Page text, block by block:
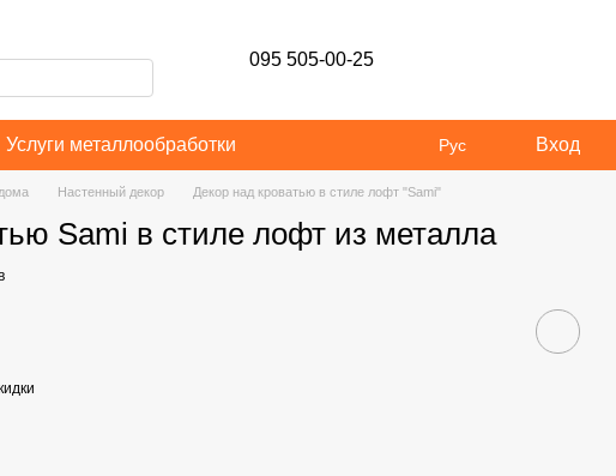
095 505-00-25
Услуги металлообработки Рус Вход
Настенный декор Декор над кроватью в стиле лофт "Sami"
Sami в стиле лофт из металла